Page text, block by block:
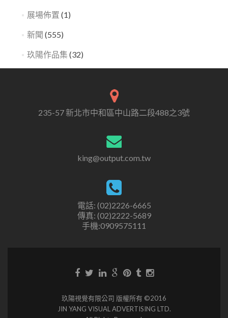
展場佈置 (1)
新聞 (555)
玖陽作品集 (32)
235-57 新北市中和區中山路二段488之3號
king@output.com.tw
電話: (02)2226-6665
傳真: (02)2222-5689
手機:0909575111
玖陽視覺有限公司 版權所有 ©2016
JIN YANG VISUAL ADVERTISING LTD.